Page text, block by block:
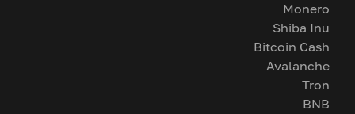
Monero
Shiba Inu
Bitcoin Cash
Avalanche
Tron
BNB